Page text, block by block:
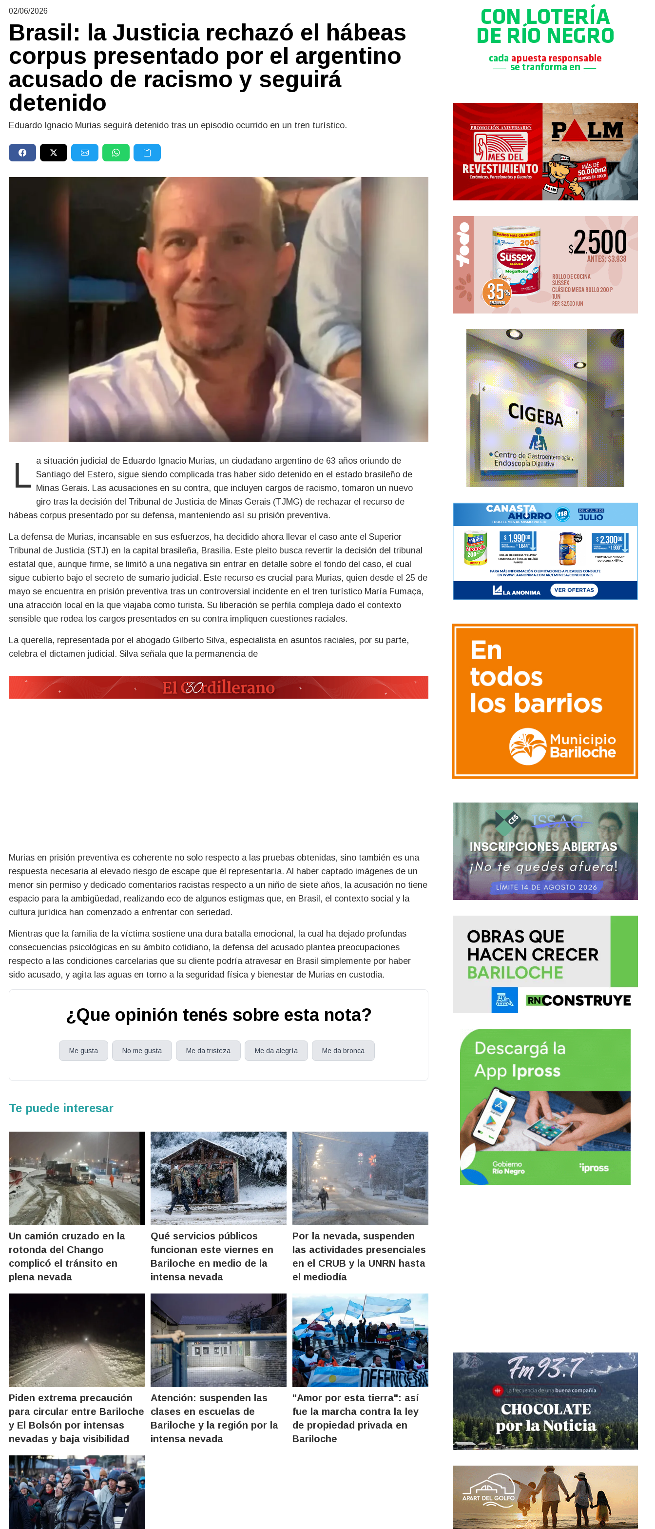
02/06/2026
Brasil: la Justicia rechazó el hábeas
corpus presentado por el argentino
acusado de racismo y seguirá
detenido
Eduardo Ignacio Murias seguirá detenido tras un episodio ocurrido en un tren turístico.
La situación judicial de Eduardo Ignacio Murias, un ciudadano argentino de 63 años oriundo de Santiago del Estero, sigue siendo complicada tras haber sido detenido en el estado brasileño de
Minas Gerais. Las acusaciones en su contra, que incluyen cargos de racismo, tomaron un nuevo
giro tras la decisión del Tribunal de Justicia de Minas Gerais (TJMG) de rechazar el recurso de
hábeas corpus presentado por su defensa, manteniendo así su prisión preventiva.
La defensa de Murias, incansable en sus esfuerzos, ha decidido ahora llevar el caso ante el Superior
Tribunal de Justicia (STJ) en la capital brasileña, Brasilia. Este pleito busca revertir la decisión del tribunal
estatal que, aunque firme, se limitó a una negativa sin entrar en detalle sobre el fondo del caso, el cual
sigue cubierto bajo el secreto de sumario judicial. Este recurso es crucial para Murias, quien desde el 25 de
mayo se encuentra en prisión preventiva tras un controversial incidente en el tren turístico María Fumaça,
una atracción local en la que viajaba como turista. Su liberación se perfila compleja dado el contexto
sensible que rodea los cargos presentados en su contra impliquen cuestiones raciales.
La querella, representada por el abogado Gilberto Silva, especialista en asuntos raciales, por su parte,
celebra el dictamen judicial. Silva señala que la permanencia de
Murias en prisión preventiva es coherente no solo respecto a las pruebas obtenidas, sino también es una
respuesta necesaria al elevado riesgo de escape que él representaría. Al haber captado imágenes de un
menor sin permiso y dedicado comentarios racistas respecto a un niño de siete años, la acusación no tiene
espacio para la ambigüedad, realizando eco de algunos estigmas que, en Brasil, el contexto social y la
cultura jurídica han comenzado a enfrentar con seriedad.
Mientras que la familia de la víctima sostiene una dura batalla emocional, la cual ha dejado profundas
consecuencias psicológicas en su ámbito cotidiano, la defensa del acusado plantea preocupaciones
respecto a las condiciones carcelarias que su cliente podría atravesar en Brasil simplemente por haber
sido acusado, y agita las aguas en torno a la seguridad física y bienestar de Murias en custodia.
¿Que opinión tenés sobre esta nota?
Me gusta No me gusta Me da tristeza Me da alegría Me da bronca
Te puede interesar
Un camión cruzado en la
rotonda del Chango
complicó el tránsito en
plena nevada
Qué servicios públicos
funcionan este viernes en
Bariloche en medio de la
intensa nevada
Por la nevada, suspenden
las actividades presenciales
en el CRUB y la UNRN hasta
el mediodía
Piden extrema precaución
para circular entre Bariloche
y El Bolsón por intensas
nevadas y baja visibilidad
Atención: suspenden las
clases en escuelas de
Bariloche y la región por la
intensa nevada
"Amor por esta tierra": así
fue la marcha contra la ley
de propiedad privada en
Bariloche